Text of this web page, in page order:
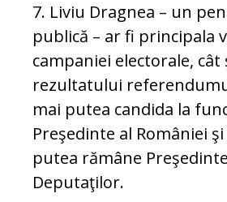
7. Liviu Dragnea – un
publică – ar fi principala
campaniei electorale, cât
rezultatului
mai putea candida la
Preşedinte al României
putea rămâne
Deputaţilor.